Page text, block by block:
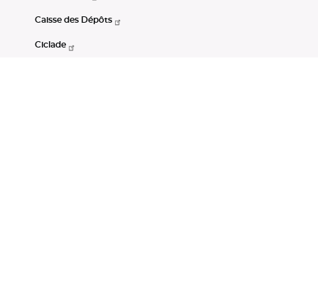
Caisse des Dépôts
Ciclade